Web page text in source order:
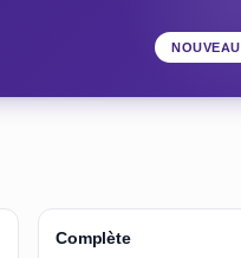
NOUVEAU
Complète